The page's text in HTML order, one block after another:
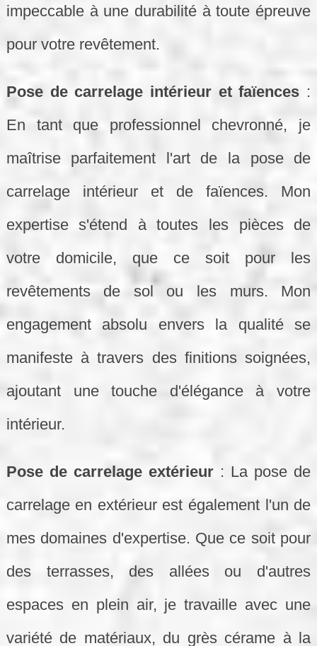
impeccable à une durabilité à toute épreuve
pour votre revêtement.
Pose de carrelage intérieur et faïences :
En tant que professionnel chevronné, je
maîtrise parfaitement l'art de la pose de
carrelage intérieur et de faïences. Mon
expertise s'étend à toutes les pièces de
votre domicile, que ce soit pour les
revêtements de sol ou les murs. Mon
engagement absolu envers la qualité se
manifeste à travers des finitions soignées,
ajoutant une touche d'élégance à votre
intérieur.
Pose de carrelage extérieur : La pose de
carrelage en extérieur est également l'un de
mes domaines d'expertise. Que ce soit pour
des terrasses, des allées ou d'autres
espaces en plein air, je travaille avec une
variété de matériaux, du grès cérame à la